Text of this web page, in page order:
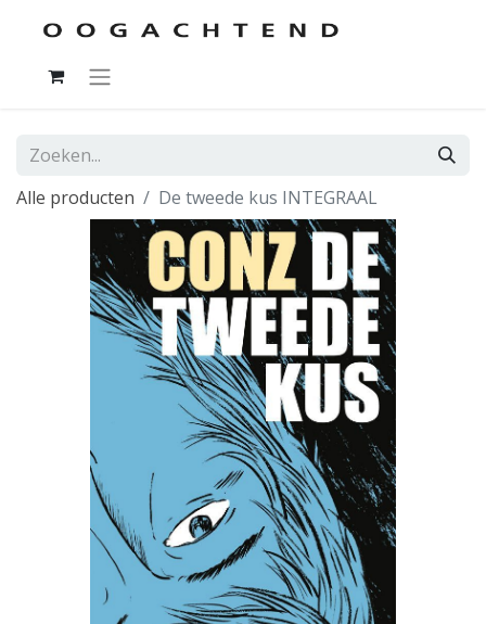
Alle producten De tweede kus INTEGRAAL